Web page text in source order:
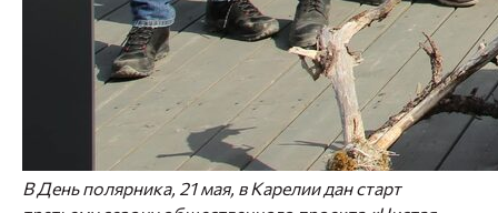
В День полярника, 21 мая, в Карелии дан старт